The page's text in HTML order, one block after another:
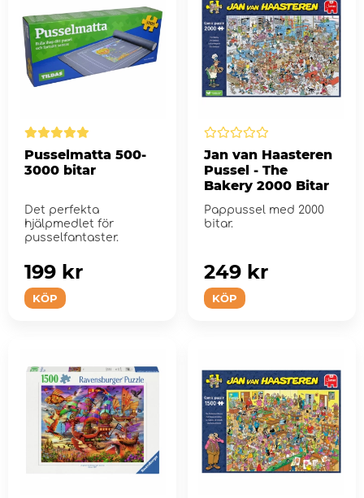
Pusselmatta 500-
3000 bitar
Det perfekta
hjälpmedlet för
pusselfantaster.
KÖP
199 kr
Jan van Haasteren
Pussel - The
Bakery 2000 Bitar
Pappussel med 2000
bitar.
KÖP
249 kr